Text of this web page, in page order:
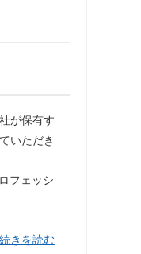
が保有す
いただき
フェッシ
きを読む